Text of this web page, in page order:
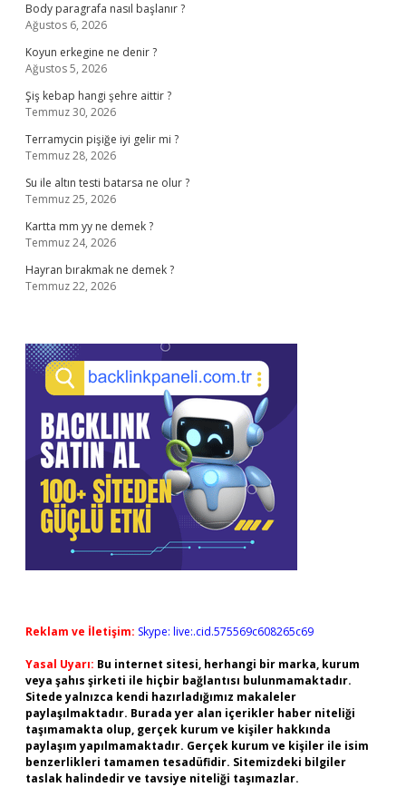
Body paragrafa nasıl başlanır ?
Ağustos 6, 2026
Koyun erkegine ne denir ?
Ağustos 5, 2026
Şiş kebap hangi şehre aittir ?
Temmuz 30, 2026
Terramycin pişiğe iyi gelir mi ?
Temmuz 28, 2026
Su ile altın testi batarsa ne olur ?
Temmuz 25, 2026
Kartta mm yy ne demek ?
Temmuz 24, 2026
Hayran bırakmak ne demek ?
Temmuz 22, 2026
Reklam ve İletişim: Skype: live:.cid.575569c608265c69
Yasal Uyarı: Bu internet sitesi, herhangi bir marka, kurum
veya şahıs şirketi ile hiçbir bağlantısı bulunmamaktadır.
Sitede yalnızca kendi hazırladığımız makaleler
paylaşılmaktadır. Burada yer alan içerikler haber niteliği
taşımamakta olup, gerçek kurum ve kişiler hakkında
paylaşım yapılmamaktadır. Gerçek kurum ve kişiler ile isim
benzerlikleri tamamen tesadüfidir. Sitemizdeki bilgiler
taslak halindedir ve tavsiye niteliği taşımazlar.